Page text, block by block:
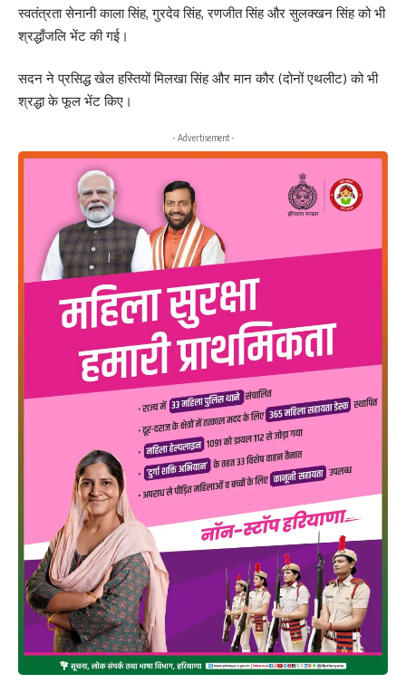
स्वतंत्रता सेनानी काला सिंह, गुरदेव सिंह, रणजीत सिंह और सुलक्खन सिंह को भी
श्रद्धाँजलि भेंट की गई।
सदन ने प्रसिद्ध खेल हस्तियों मिलखा सिंह और मान कौर (दोनों एथलीट) को भी
श्रद्धा के फूल भेंट किए।
- Advertisement -